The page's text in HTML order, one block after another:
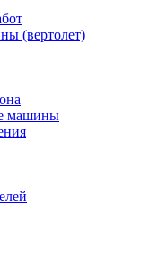
(вертолет)
машины